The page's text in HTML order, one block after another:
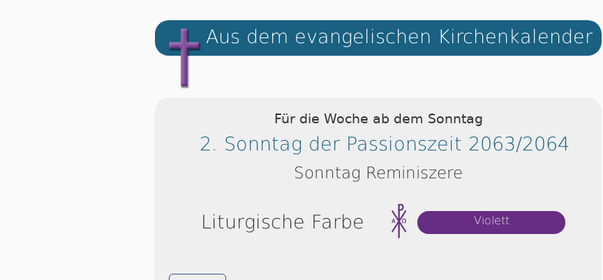
Aus dem evangelischen Kirchenkalender
Für die Woche ab dem Sonntag
2. Sonntag der Passionszeit 2063/2064
Sonntag Reminiszere
Liturgische Farbe Violett